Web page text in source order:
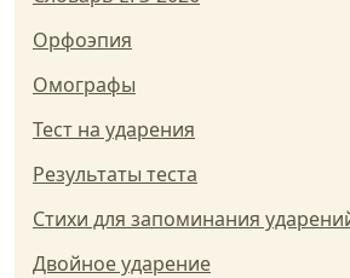
Орфоэпия
Омографы
Тест на ударения
Результаты теста
Стихи для запоминания
Двойное ударение